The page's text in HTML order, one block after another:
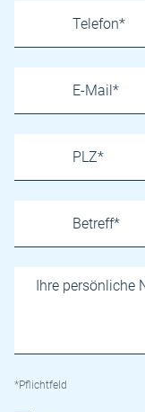
*Pflichtfeld